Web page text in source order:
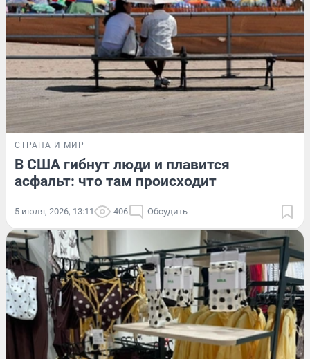
СТРАНА И МИР
В США гибнут люди и плавится
асфальт: что там происходит
5 июля, 2026, 13:11 406 Обсудить